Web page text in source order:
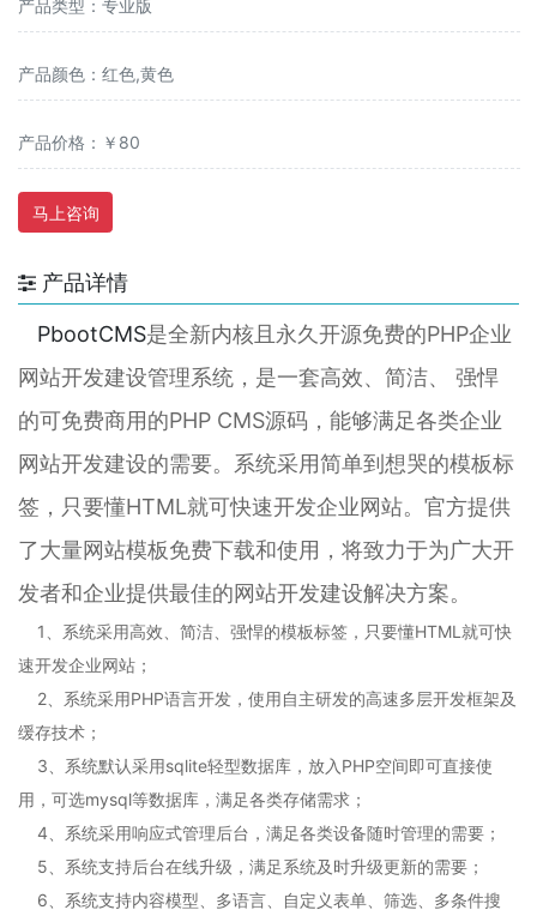
产品类型：专业版
产品颜色：红色,黄色
产品价格：￥80
马上咨询
产品详情
PbootCMS是全新内核且永久开源免费的PHP企业
网站开发建设管理系统，是一套高效、简洁、 强悍
的可免费商用的PHP CMS源码，能够满足各类企业
网站开发建设的需要。系统采用简单到想哭的模板标
签，只要懂HTML就可快速开发企业网站。官方提供
了大量网站模板免费下载和使用，将致力于为广大开
发者和企业提供最佳的网站开发建设解决方案。
1、系统采用高效、简洁、强悍的模板标签，只要懂HTML就可快
速开发企业网站；
2、系统采用PHP语言开发，使用自主研发的高速多层开发框架及
缓存技术；
3、系统默认采用sqlite轻型数据库，放入PHP空间即可直接使
用，可选mysql等数据库，满足各类存储需求；
4、系统采用响应式管理后台，满足各类设备随时管理的需要；
5、系统支持后台在线升级，满足系统及时升级更新的需要；
6、系统支持内容模型、多语言、自定义表单、筛选、多条件搜